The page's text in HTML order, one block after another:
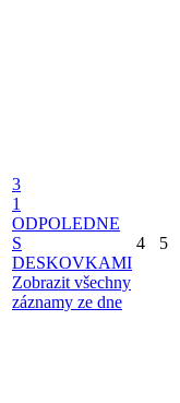
3
1
ODPOLEDNE
S
DESKOVKAMI
Zobrazit všechny
záznamy ze dne
4 5